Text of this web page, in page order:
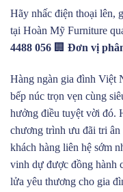
Hãy nhấc điện thoại lên,
tại Hoàn Mỹ Furniture
4488 056 🏢 Đơn vị
Hàng ngàn gia đình Việt
bếp núc trọn vẹn cùng
hưởng điều tuyệt vời đó.
chương trình ưu đãi tri
khách hàng liên hệ sớm
vinh dự được đồng hành
lửa yêu thương cho gia